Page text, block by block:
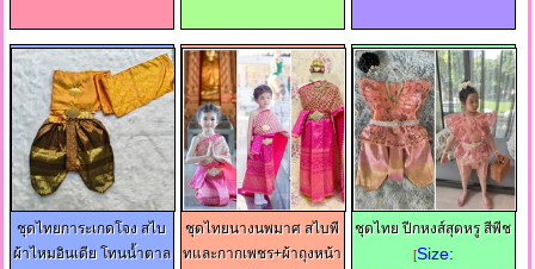
ชุดไทยการะเกดโจง สไบ
ผ้าไหมอินเดีย โทนน้ำตาล
ชุดไทยนางนพมาศ สไบพี
ทและกากเพชร+ผ้าถุงหน้า
ชุดไทย ปีกหงส์สุดหรู สีพีช
[Size: